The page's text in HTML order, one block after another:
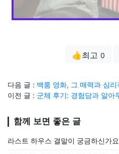
👍최고 0
다음 글 : 백룸 영화, 그 매력과 심
이전 글 : 군체 후기: 경험담과 알아
함께 보면 좋은 글
라스트 하우스 결말이 궁금하신가